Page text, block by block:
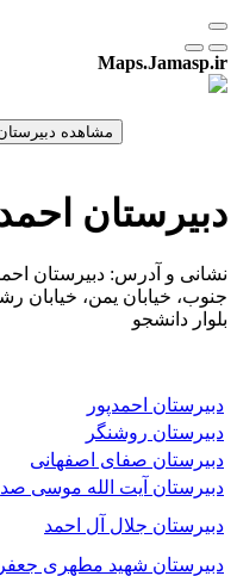
Maps.Jamasp.ir
دبیرستان
نشانی و آدرس: دبیرستان
جنوب، خیابان یمن، خیابان
بلوار دانشجو
دبیرستان احمدپور
دبیرستان روشنگر
دبیرستان صفای اصفهانی
دبیرستان آیت الله موسی
دبیرستان جلال آل احمد
دبیرستان شهید مطهری